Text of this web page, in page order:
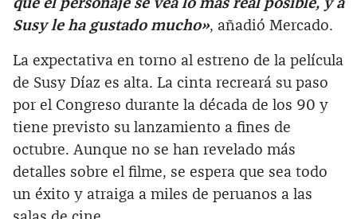
que el personaje se vea lo más real posible, y a
Susy le ha gustado mucho», añadió Mercado.
La expectativa en torno al estreno de la película
de Susy Díaz es alta. La cinta recreará su paso
por el Congreso durante la década de los 90 y
tiene previsto su lanzamiento a fines de
octubre. Aunque no se han revelado más
detalles sobre el filme, se espera que sea todo
un éxito y atraiga a miles de peruanos a las